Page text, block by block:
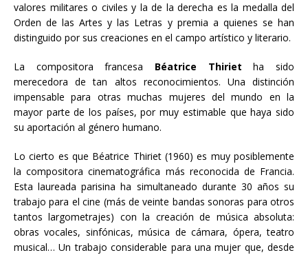
valores militares o civiles y la de la derecha es la medalla del
Orden de las Artes y las Letras y premia a quienes se han
distinguido por sus creaciones en el campo artístico y literario.
La compositora francesa Béatrice Thiriet ha sido
merecedora de tan altos reconocimientos. Una distinción
impensable para otras muchas mujeres del mundo en la
mayor parte de los países, por muy estimable que haya sido
su aportación al género humano.
Lo cierto es que Béatrice Thiriet (1960) es muy posiblemente
la compositora cinematográfica más reconocida de Francia.
Esta laureada parisina ha simultaneado durante 30 años su
trabajo para el cine (más de veinte bandas sonoras para otros
tantos largometrajes) con la creación de música absoluta:
obras vocales, sinfónicas, música de cámara, ópera, teatro
musical… Un trabajo considerable para una mujer que, desde